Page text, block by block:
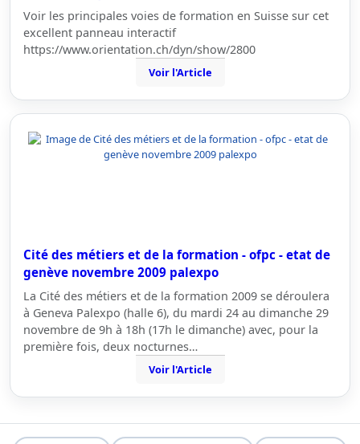
Voir les principales voies de formation en Suisse sur cet
excellent panneau interactif
https://www.orientation.ch/dyn/show/2800
Voir l'Article
Cité des métiers et de la formation - ofpc - etat de
genève novembre 2009 palexpo
La Cité des métiers et de la formation 2009 se déroulera
à Geneva Palexpo (halle 6), du mardi 24 au dimanche 29
novembre de 9h à 18h (17h le dimanche) avec, pour la
première fois, deux nocturnes…
Voir l'Article